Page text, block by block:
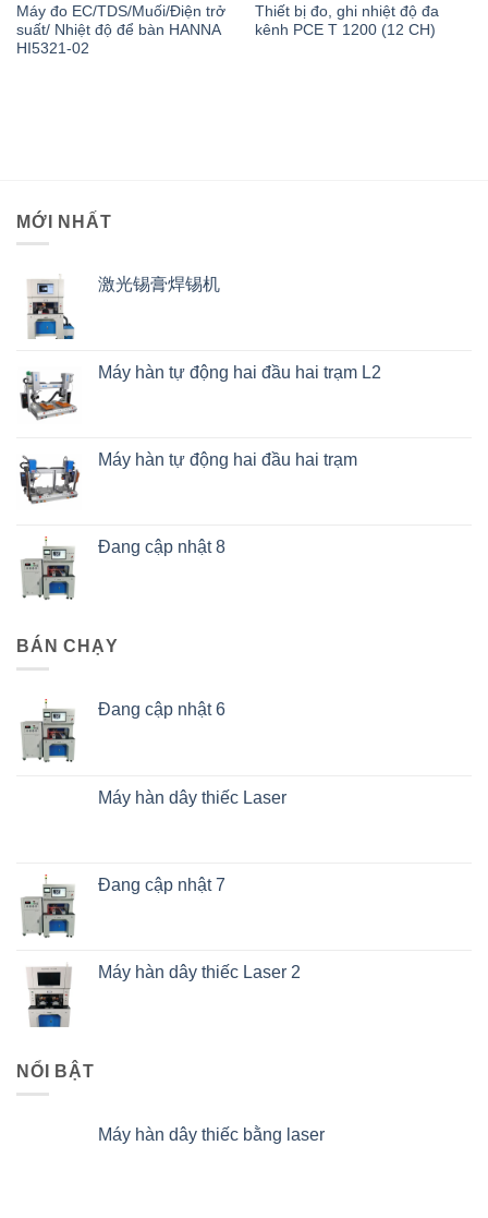
Máy đo EC/TDS/Muối/Điện trở
suất/ Nhiệt độ để bàn HANNA
HI5321-02
Thiết bị đo, ghi nhiệt độ đa
kênh PCE T 1200 (12 CH)
MỚI NHẤT
激光锡膏焊锡机
Máy hàn tự động hai đầu hai trạm L2
Máy hàn tự động hai đầu hai trạm
Đang cập nhật 8
BÁN CHẠY
Đang cập nhật 6
Máy hàn dây thiếc Laser
Đang cập nhật 7
Máy hàn dây thiếc Laser 2
NỔI BẬT
Máy hàn dây thiếc bằng laser